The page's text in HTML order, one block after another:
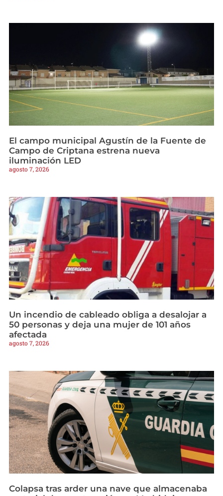
El campo municipal Agustín de la Fuente de
Campo de Criptana estrena nueva
iluminación LED
agosto 7, 2026
Un incendio de cableado obliga a desalojar a
50 personas y deja una mujer de 101 años
afectada
agosto 7, 2026
Colapsa tras arder una nave que almacenaba